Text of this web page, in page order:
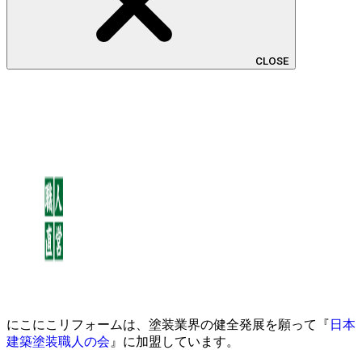
CLOSE
にこにこリフォームは、塗装業界の健全発展を願って『 日本
建築塗装職人の会 』に加盟しています。